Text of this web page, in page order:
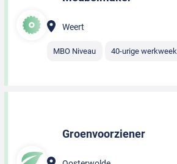
Weert
MBO Niveau 40-urige werkweek
Groenvoorziener